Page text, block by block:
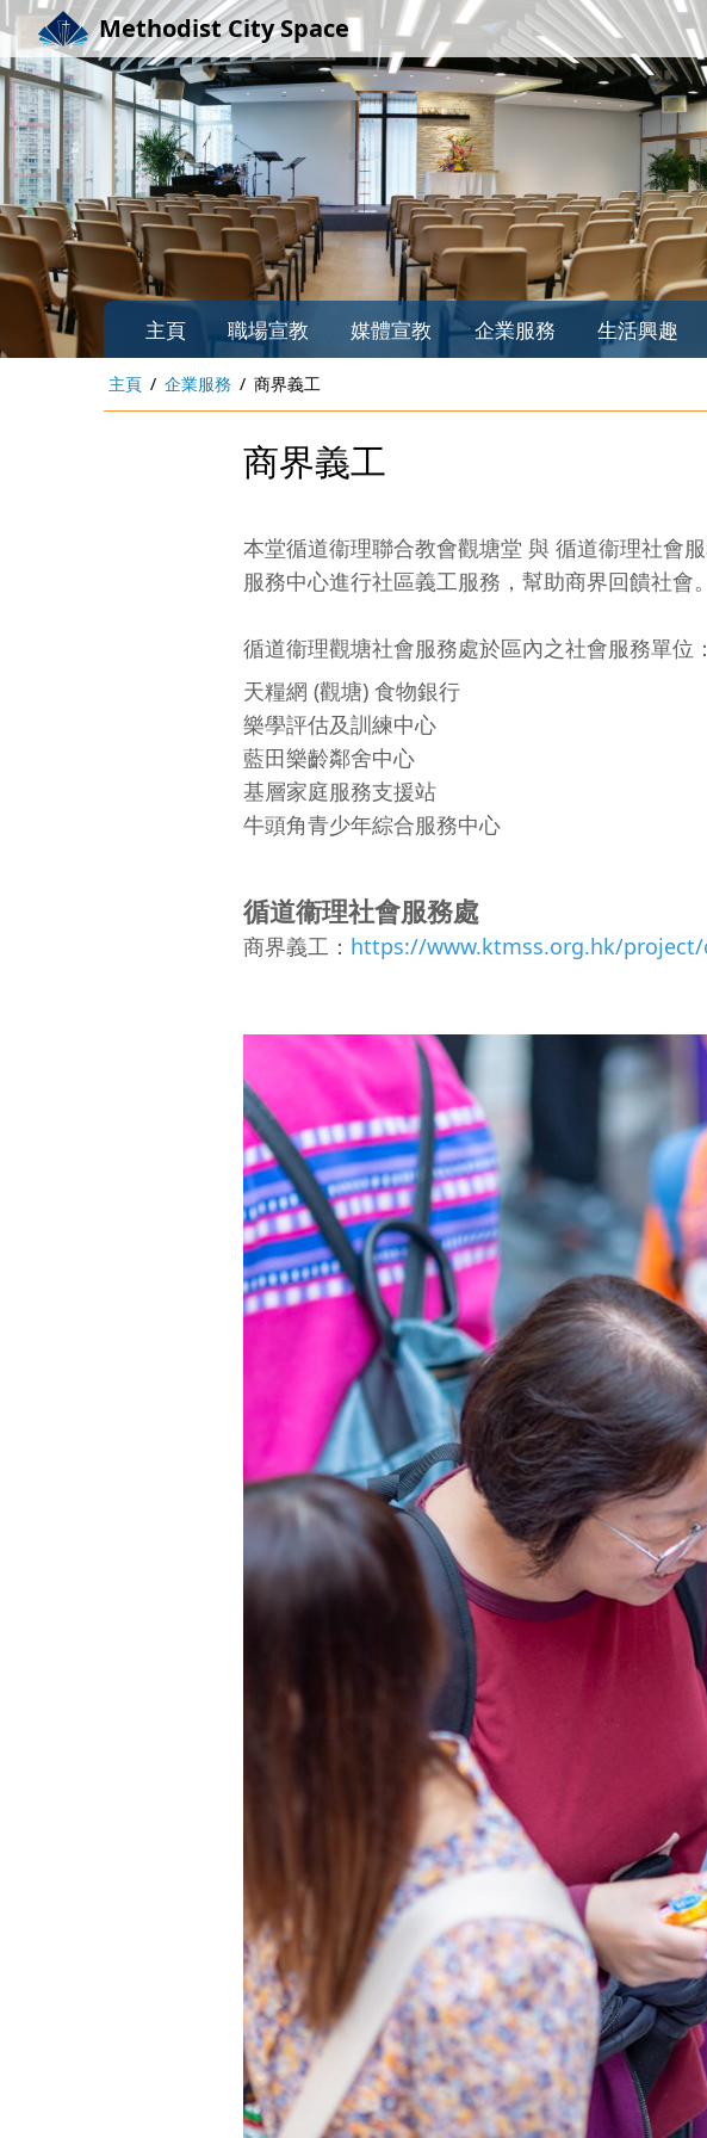
Methodist City Space
主頁 職場宣教 媒體宣教 企業服務 生活興趣
主頁 企業服務 商界義工
商界義工
本堂循道衞理聯合教會觀塘堂 與 循道衞理社會
服務中心進行社區義工服務，幫助商界回饋社會。
循道衞理觀塘社會服務處於區內之社會服務單位：
天糧網 (觀塘) 食物銀行
樂學評估及訓練中心
藍田樂齡鄰舍中心
基層家庭服務支援站
牛頭角青少年綜合服務中心
循道衞理社會服務處
商界義工： https://www.ktmss.org.hk/